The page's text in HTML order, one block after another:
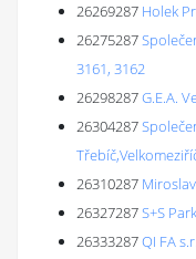
26269287 Holek
26275287
3161, 3162
26298287G.E.A.
26304287
26310287
26327287S+S
26333287QI FA